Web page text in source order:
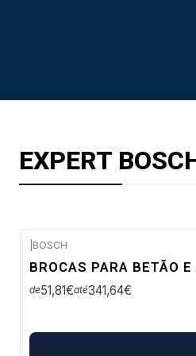
EXPERT
BOSCH
BROCAS PARA BETÃO
de51,81€até341,64€